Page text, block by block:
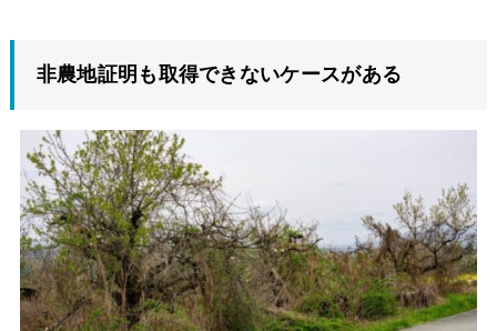
非農地証明も取得できないケースがある